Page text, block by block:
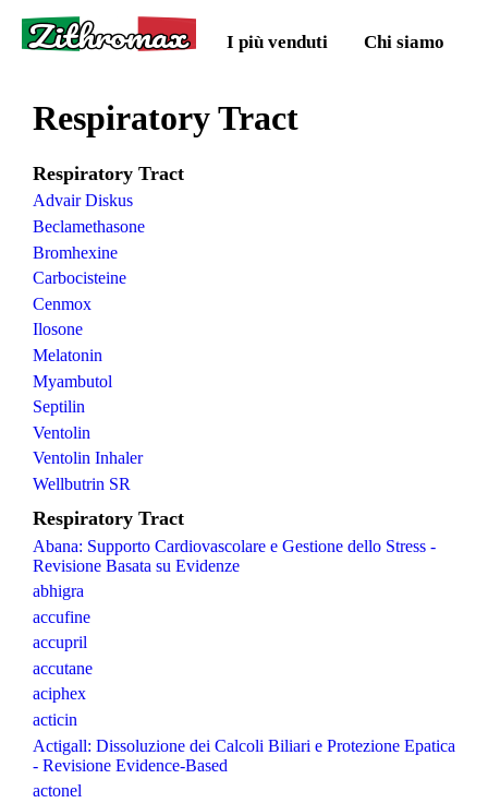
Zithromax I più venduti Chi siamo
Respiratory Tract
Respiratory Tract
Advair Diskus
Beclamethasone
Bromhexine
Carbocisteine
Cenmox
Ilosone
Melatonin
Myambutol
Septilin
Ventolin
Ventolin Inhaler
Wellbutrin SR
Respiratory Tract
Abana: Supporto Cardiovascolare e Gestione dello Stress -
Revisione Basata su Evidenze
abhigra
accufine
accupril
accutane
aciphex
acticin
Actigall: Dissoluzione dei Calcoli Biliari e Protezione Epatica
- Revisione Evidence-Based
actonel